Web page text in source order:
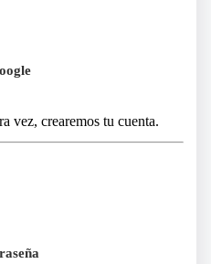
vez, crearemos tu cuenta.